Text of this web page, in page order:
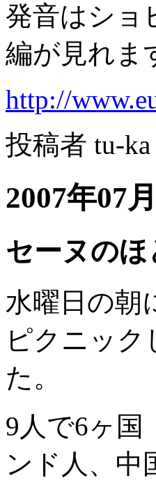
発音はショ
編が見れま
http://
投稿者 tu-ka
2007年07
セーヌの
水曜日の朝
ピクニッ
た。
9人で6ヶ国
ンド人、中